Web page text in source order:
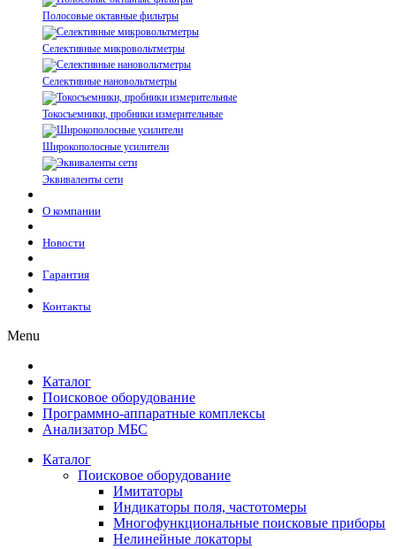
Полосовые октавные фильтры
Селективные микровольтметры
Селективные нановольтметры
Токосъемники, пробники измерительные
Широкополосные усилители
Эквиваленты сети
О компании
Новости
Гарантия
Контакты
Menu
Каталог
Поисковое оборудование
Программно-аппаратные комплексы
Анализатор МБС
Каталог
Поисковое оборудование
Имитаторы
Индикаторы поля, частотомеры
Многофункциональные поисковые приборы
Нелинейные локаторы